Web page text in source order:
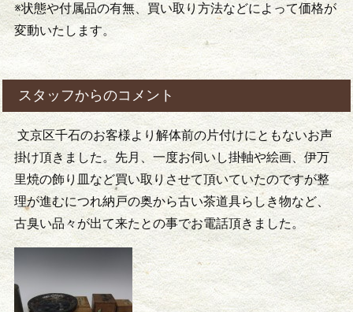
※状態や付属品の有無、買い取り方法などによって価格が
変動いたします。
スタッフからのコメント
文京区千石のお客様より解体前の片付けにともないお声
掛け頂きました。先月、一度お伺いし掛軸や絵画、伊万
里焼の飾り皿など買い取りさせて頂いていたのですが整
理が進むにつれ納戸の奥から古い茶道具らしき物など、
古臭い品々が出て来たとの事でお電話頂きました。